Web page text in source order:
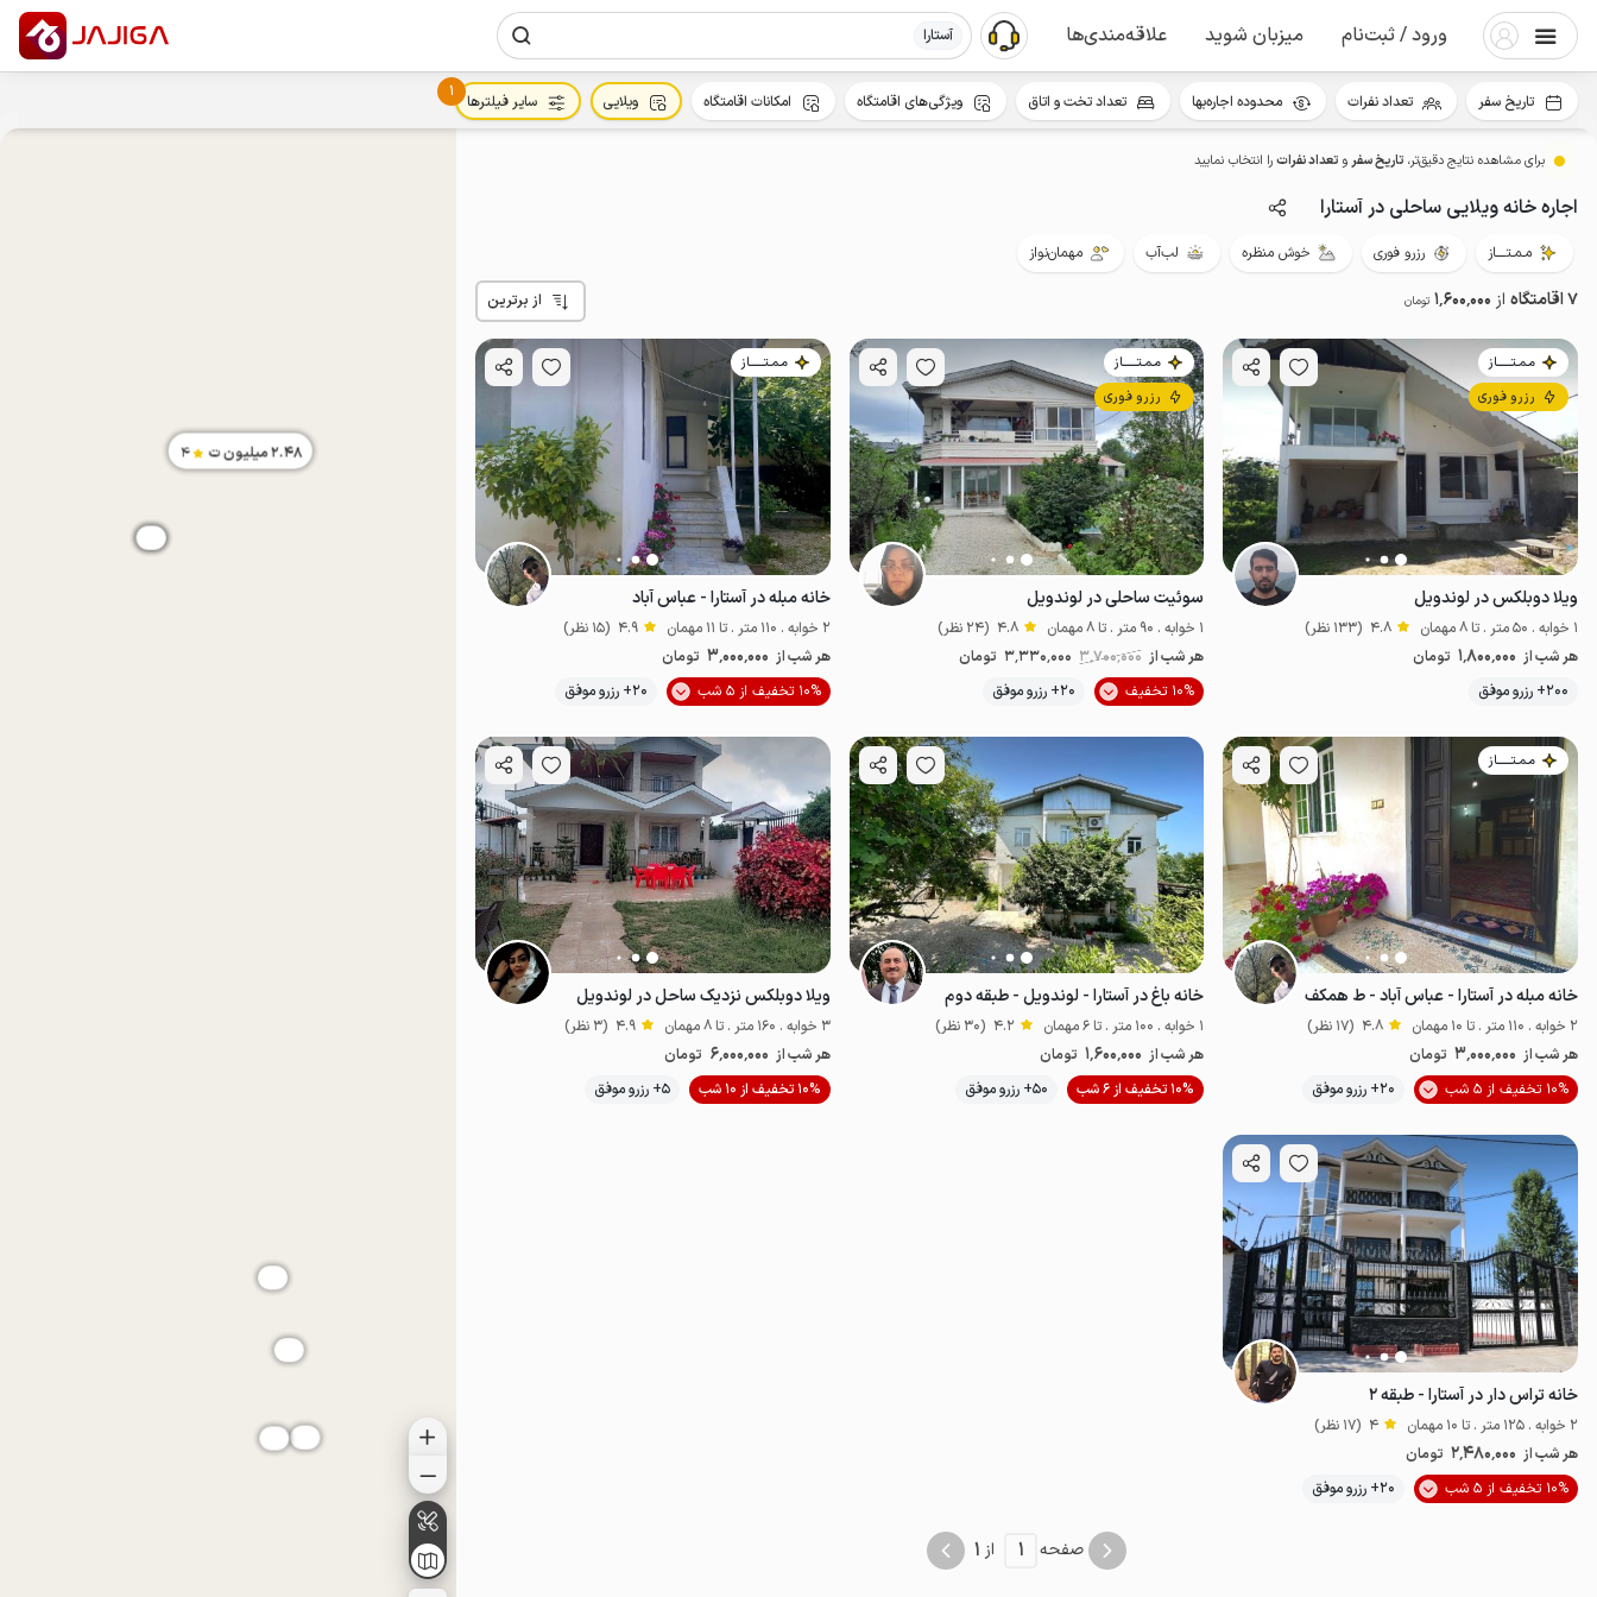
ورود / ثبت‌نام میزبان شوید علاقه‌مندی‌ها آستارا
2.48میلیون ت 4
برای مشاهده نتایج دقیق‌تر، تاریخ سفرو تعداد نفراترا انتخاب نمایید
اجاره خانه ویلایی ساحلی در آستارا
مـمـتــــاز رزرو فوری خوش منظره لب‌آب مهمان‌نواز
7 اقامتگاه از 1٬600٬000 تومان از برترین
مـمـتــــــاز
رزرو فوری
ویلا دوبلکس در لوندویل
1 خوابه . 50 متر . تا 8 مهمان 4.8 (133 نظر)
هر شب از 1٬800٬000 تومان
200+ رزرو موفق
موقعیت در نقشه
مـمـتــــــاز
رزرو فوری
سوئیت ساحلی در لوندویل
1 خوابه . 90 متر . تا 8 مهمان 4.8 (24 نظر)
هر شب از 3٬700٬000 3٬330٬000 تومان
10% تخفیف
20+ رزرو موفق لب آب
مـمـتــــــاز
خانه مبله در آستارا - عباس آباد
2 خوابه . 110 متر . تا 11 مهمان 4.9 (15 نظر)
هر شب از 3٬000٬000 تومان
10% تخفیف از 5 شب
20+ رزرو موفق
مـمـتــــــاز
خانه مبله در آستارا - عباس آباد - ط همکف
2 خوابه . 110 متر . تا 10 مهمان 4.8 (17 نظر)
هر شب از 3٬000٬000 تومان
10% تخفیف از 5 شب
20+ رزرو موفق موقعیت در نقشه
خانه ‌باغ در آستارا - لوندویل - طبقه دوم
1 خوابه . 100 متر . تا 6 مهمان 4.2 (30 نظر)
هر شب از 1٬600٬000 تومان
10% تخفیف از 6 شب
50+ رزرو موفق خوش منظره
ویلا دوبلکس نزدیک ساحل در لوندویل
3 خوابه . 160 متر . تا 8 مهمان 4.9 (3 نظر)
هر شب از 6٬000٬000 تومان
10% تخفیف از 10 شب
5+ رزرو موفق
خانه تراس دار در آستارا - طبقه ۲
2 خوابه . 125 متر . تا 10 مهمان 4 (17 نظر)
هر شب از 2٬480٬000 تومان
10% تخفیف از 5 شب
20+ رزرو موفق
صفحه 1 از 1
تاریخ سفر تعداد نفرات محدوده اجاره‌بها تعداد تخت و اتاق ویژگی‌های اقامتگاه امکانات اقامتگاه ویلایی
1
سایر فیلترها